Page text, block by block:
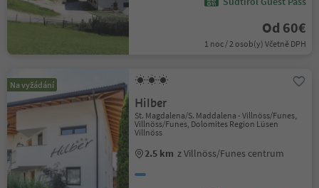
Od 60€
1 noc / 2 osob(y) Včetně DPH
Na vyžádání
Hilber
St. Magdalena/S. Maddalena - Villnöss/Funes,
Villnöss/Funes, Dolomites Region Lüsen
Villnöss
2.5 km z Villnöss/Funes centrum